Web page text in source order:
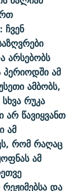
არსებობს
ამ
ამბობს,
რუკა
არ წავიყვანთ
ამ
რომ რაღაც
ამ
და